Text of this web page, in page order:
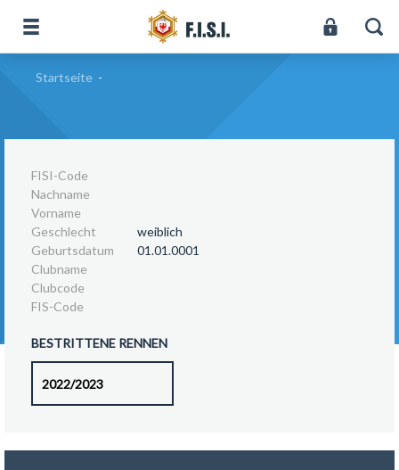
Startseite -
FISI-Code
Nachname
Vorname
Geschlecht
weiblich
Geburtsdatum
01.01.0001
Clubname
Clubcode
FIS-Code
BESTRITTENE RENNEN